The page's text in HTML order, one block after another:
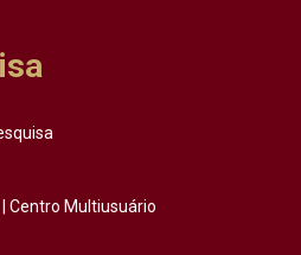
| Centro Multiusuário